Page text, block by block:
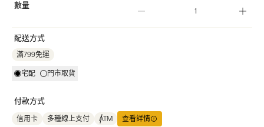
數量
配送方式
滿799免運
宅配 門市取貨
付款方式
信用卡 多種線上支付 ATM 查看詳情